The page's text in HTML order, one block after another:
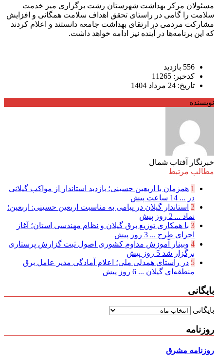
مسئولان مرکز بهداشت شهرستان رشت برگزاری میز خدمت
سلامت را گامی در راستای تحقق اهداف سلامت همگانی و افزایش
مشارکت مردمی در ارتقای بهداشت جامعه دانستند و اعلام کردند
که این برنامه‌ها در آینده نیز ادامه خواهد داشت.
556 بازدید
کدخبر: 11265
تاریخ: 24 مرداد 1404
نویسنده
خبرنگار آفتاب شمال
مطالب مرتبط
1 همزمان با اربعین حسینی؛ بازدید استاندار از مواکب گیلانی
در ... 14 ساعت پیش
2 استاندار گیلان در پیامی به مناسبت اربعین حسینی: اربعین؛
نماد ... 2 روز پیش
3 با همکاری توزیع برق گیلان و نظام مهندسی استان؛ آغاز
اجرای طرح ... 3 روز پیش
4 وبینار آموزش مداوم کشوری اصول ثبت گزارش پرستاری
برگزار شد 5 روز پیش
5 در راستای همدلی ملی؛ اعلام آمادگی مدیر عامل برق
منطقه‌ای گیلان ... 6 روز پیش
بایگانی
بایگانی
روزنامه
روزنامه مشرق